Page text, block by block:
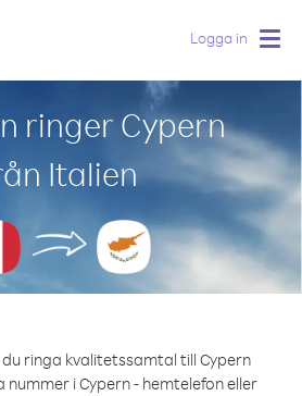
Logga in
ringer Cypern
Italien
du ringa kvalitetssamtal till Cypern
nummer i Cypern - hemtelefon eller